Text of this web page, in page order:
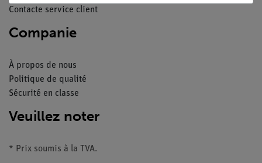
Contacte service client
Companie
À propos de nous
Politique de qualité
Sécurité en classe
Veuillez noter
* Prix soumis à la TVA.